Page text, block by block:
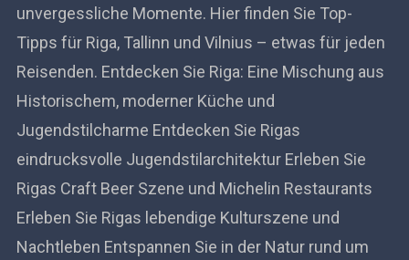
unvergessliche Momente. Hier finden Sie Top-
Tipps für Riga, Tallinn und Vilnius – etwas für jeden
Reisenden. Entdecken Sie Riga: Eine Mischung aus
Historischem, moderner Küche und
Jugendstilcharme Entdecken Sie Rigas
eindrucksvolle Jugendstilarchitektur Erleben Sie
Rigas Craft Beer Szene und Michelin Restaurants
Erleben Sie Rigas lebendige Kulturszene und
Nachtleben Entspannen Sie in der Natur rund um